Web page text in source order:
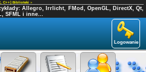
C++] Biblioteki »
Allegro, Irrlicht, FMod, OpenGL, DirectX, Qt,
SFML i inne...
Logowanie